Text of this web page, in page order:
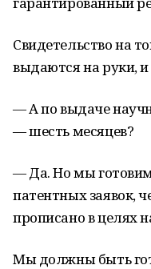
Свидетельство на
выдаются на руки,
— А по выдаче
— шесть месяцев?
— Да. Но мы
патентных заявок,
прописано в целях
Мы должны быть